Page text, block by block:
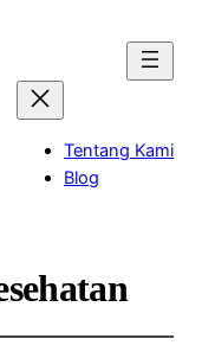
Tentang Kami
Blog